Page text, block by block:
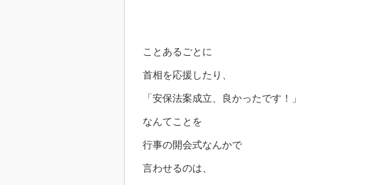
ことあるごとに
首相を応援したり、
「安保法案成立、良かったです！」
なんてことを
行事の開会式なんかで
言わせるのは、